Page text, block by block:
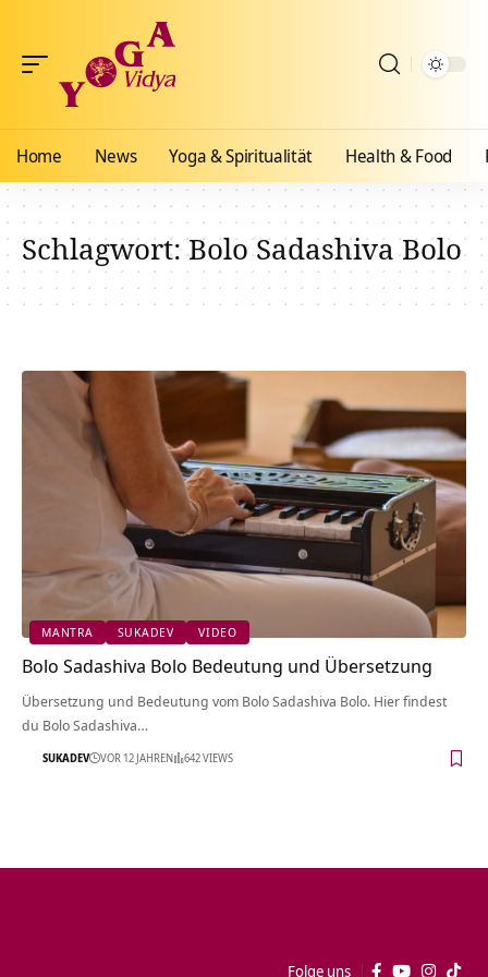
Home News Yoga & Spiritualität Health & Food
Schlagwort:Bolo Sadashiva Bolo
MANTRA SUKADEV VIDEO
Bolo Sadashiva Bolo Bedeutung und Übersetzung
Übersetzung und Bedeutung vom Bolo Sadashiva Bolo. Hier findest
du Bolo Sadashiva…
SUKADEV VOR 12 JAHREN 642 VIEWS
Folge uns